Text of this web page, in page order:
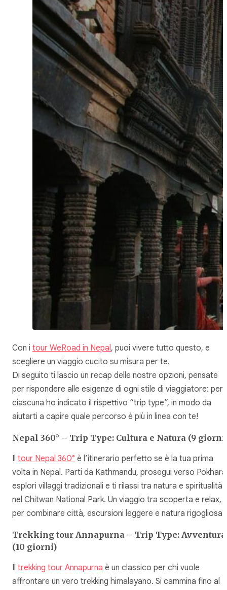
Con i tour WeRoad in Nepal, puoi vivere tutto questo, e
scegliere un viaggio cucito su misura per te.
Di seguito ti lascio un recap delle nostre opzioni, pensate
per rispondere alle esigenze di ogni stile di viaggiatore: per
ciascuna ho indicato il rispettivo “trip type”, in modo da
aiutarti a capire quale percorso è più in linea con te!
Nepal 360° – Trip Type: Cultura e Natura (9
Il tour Nepal 360° è l’itinerario perfetto se è la tua prima
volta in Nepal. Parti da Kathmandu, prosegui verso
esplori villaggi tradizionali e ti rilassi tra natura e spiritualità
nel Chitwan National Park. Un viaggio tra scoperta e relax,
per combinare città, escursioni leggere e natura rigogliosa.
Trekking tour Annapurna – Trip Type: Avventura
(10 giorni)
Il trekking tour Annapurna è un classico per chi vuole
affrontare un vero trekking himalayano. Si cammina fino al